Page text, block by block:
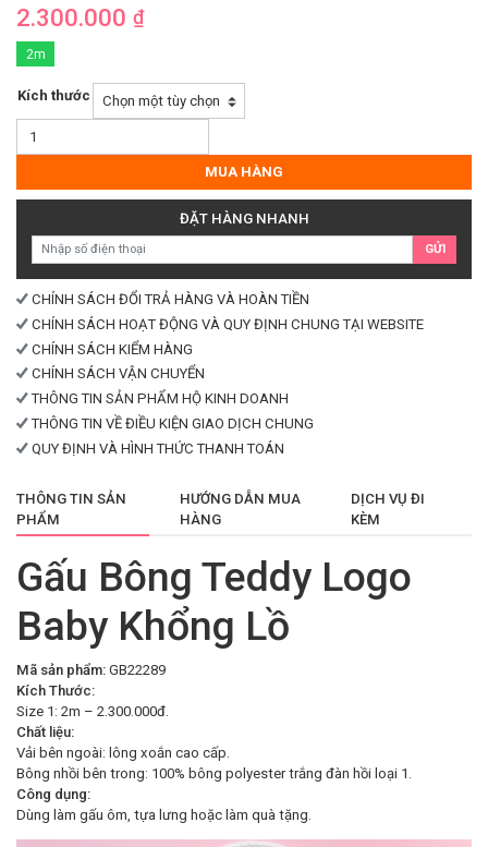
2.300.000 ₫
2m
Kích thước
Gấu
Logo
Khổng
lượng
MUA HÀNG
ĐẶT HÀNG NHANH
GỬI
CHÍNH SÁCH ĐỔI TRẢ HÀNG VÀ HOÀN TIỀN
CHÍNH SÁCH HOẠT ĐỘNG VÀ QUY ĐỊNH CHUNG TẠI WEBSITE
CHÍNH SÁCH KIỂM HÀNG
CHÍNH SÁCH VẬN CHUYỂN
THÔNG TIN SẢN PHẨM HỘ KINH DOANH
THÔNG TIN VỀ ĐIỀU KIỆN GIAO DỊCH CHUNG
QUY ĐỊNH VÀ HÌNH THỨC THANH TOÁN
THÔNG TIN SẢN
PHẨM
HƯỚNG DẪN MUA
HÀNG
DỊCH VỤ ĐI
KÈM
Gấu Bông Teddy Logo
Baby Khổng Lồ
Mã sản phẩm: GB22289
Kích Thước:
Size 1: 2m – 2.300.000đ.
Chất liệu:
Vải bên ngoài: lông xoắn cao cấp.
Bông nhồi bên trong: 100% bông polyester trắng đàn hồi loại 1.
Công dụng:
Dùng làm gấu ôm, tựa lưng hoặc làm quà tặng.